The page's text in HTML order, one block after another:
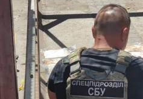
#ООС
#боротьба
з
корупцією
#ДФС